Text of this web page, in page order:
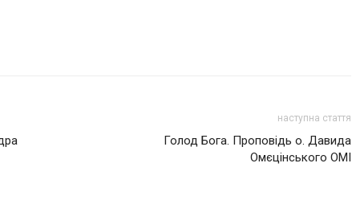
наступна стаття
Голод Бога. Проповідь о. Давида
Омєцінського ОМІ